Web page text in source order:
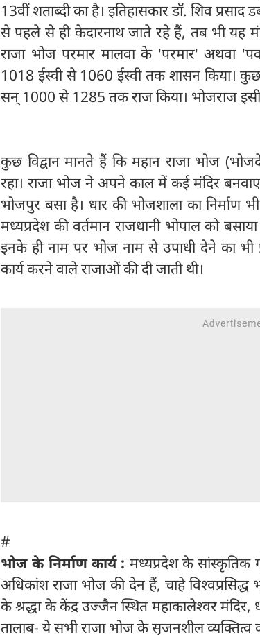
13वीं शताब्दी का है। इतिहासकार डॉ. शिव
से पहले से ही केदारनाथ जाते रहे हैं, तब भी यह
राजा भोज परमार मालवा के 'परमार' अथवा
1018 ईस्वी से 1060 ईस्वी तक शासन किया। कुछ
सन् 1000 से 1285 तक राज किया। भोजराज इसी
कुछ विद्वान मानते हैं कि महान राजा भोज
रहा। राजा भोज ने अपने काल में कई मंदिर
भोजपुर बसा है। धार की भोजशाला का निर्माण
मध्यप्रदेश की वर्तमान राजधानी भोपाल को
इनके ही नाम पर भोज नाम से उपाधी देने का
कार्य करने वाले राजाओं की दी जाती थी।
#
भोज के निर्माण कार्य : मध्यप्रदेश के सांस्कृतिक
अधिकांश राजा भोज की देन हैं, चाहे
के श्रद्धा के केंद्र उज्जैन स्थित महाकालेश्वर मंदिर,
तालाब- ये सभी राजा भोज के सृजनशील व्यक्तित्व